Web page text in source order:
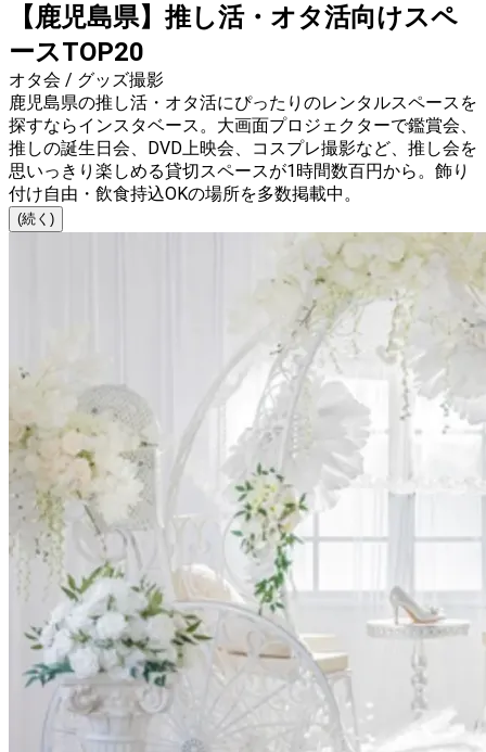
【鹿児島県】推し活・オタ活向けスペ
ースTOP20
オタ会 / グッズ撮影
鹿児島県の推し活・オタ活にぴったりのレンタルスペースを
探すならインスタベース。大画面プロジェクターで鑑賞会、
推しの誕生日会、DVD上映会、コスプレ撮影など、推し会を
思いっきり楽しめる貸切スペースが1時間数百円から。飾り
付け自由・飲食持込OKの場所を多数掲載中。
(続く)